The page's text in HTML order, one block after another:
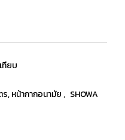
ทียบ
, หน้ากากอนามัย , SHOWA